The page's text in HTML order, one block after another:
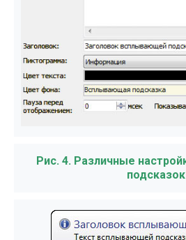
Рис. 4. Различные
подсказок